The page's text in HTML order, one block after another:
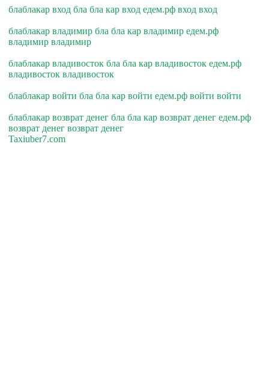
блаблакар вход бла бла кар вход едем.рф вход вход
блаблакар владимир бла бла кар владимир едем.рф
владимир владимир
блаблакар владивосток бла бла кар владивосток едем.рф
владивосток владивосток
блаблакар войти бла бла кар войти едем.рф войти войти
блаблакар возврат денег бла бла кар возврат денег едем.рф
возврат денег возврат денег
Taxiuber7.com